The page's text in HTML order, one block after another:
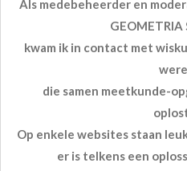
Als medebeheerder en
GEOMETRIA
kwam ik in contact met
die samen meetkunde-
Op enkele websites staan
er is telkens een